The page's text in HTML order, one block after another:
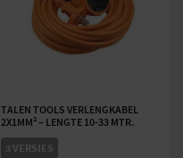
TALEN TOOLS VERLENGKABEL
2X1MM² – LENGTE 10-33 MTR.
3 VERSIES